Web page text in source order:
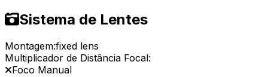
Sistema de Lentes
Montagem:fixed lens
Multiplicador de Distância Focal:
Foco Manual